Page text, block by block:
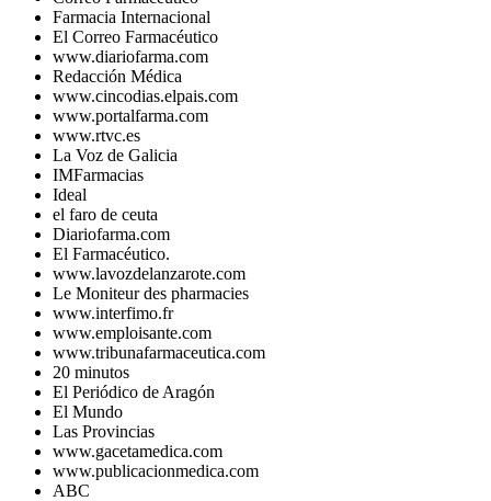
Farmacia Internacional
El Correo Farmacéutico
www.diariofarma.com
Redacción Médica
www.cincodias.elpais.com
www.portalfarma.com
www.rtvc.es
La Voz de Galicia
IMFarmacias
Ideal
el faro de ceuta
Diariofarma.com
El Farmacéutico.
www.lavozdelanzarote.com
Le Moniteur des pharmacies
www.interfimo.fr
www.emploisante.com
www.tribunafarmaceutica.com
20 minutos
El Periódico de Aragón
El Mundo
Las Provincias
www.gacetamedica.com
www.publicacionmedica.com
ABC